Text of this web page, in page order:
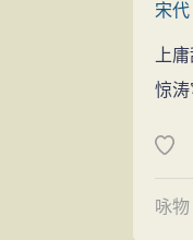
宋代
上
惊涛
咏物